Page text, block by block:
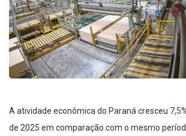
A atividade econômica do Paraná cresceu
de 2025 em comparação com o mesmo